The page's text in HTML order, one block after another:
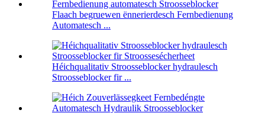
Flaach begruewen ënnerierdesch Fernbedienung
Automatesch ...
Héichqualitativ Stroosseblocker hydraulesch
Stroosseblocker fir ...